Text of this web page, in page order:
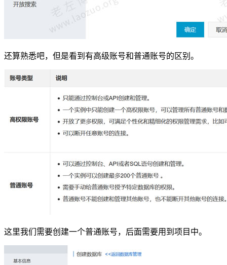
还算熟悉吧，但是看到有高级账号和普通账号的区别。
这里我们需要创建一个普通账号，后面需要用到项目中。